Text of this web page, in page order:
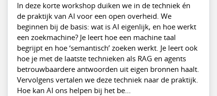
In deze korte workshop duiken we in de techniek én
de praktijk van AI voor een open overheid. We
beginnen bij de basis: wat is AI eigenlijk, en hoe werkt
een zoekmachine? Je leert hoe een machine taal
begrijpt en hoe ‘semantisch’ zoeken werkt. Je leert ook
hoe je met de laatste technieken als RAG en agents
betrouwbaardere antwoorden uit eigen bronnen haalt.
Vervolgens vertalen we deze techniek naar de praktijk.
Hoe kan AI ons helpen bij het be...